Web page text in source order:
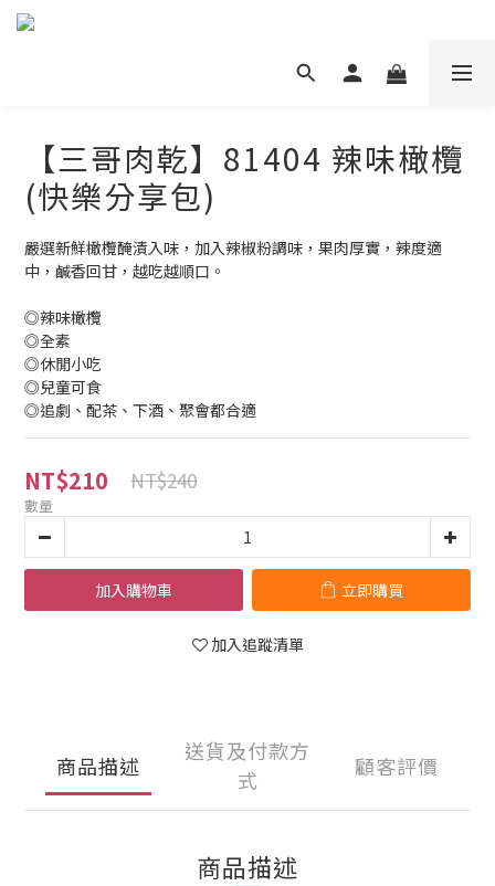
【三哥肉乾】81404 辣味橄欖
(快樂分享包)
嚴選新鮮橄欖醃漬入味，加入辣椒粉調味，果肉厚實，辣度適
中，鹹香回甘，越吃越順口。
◎辣味橄欖
◎全素
◎休閒小吃
◎兒童可食
◎追劇、配茶、下酒、聚會都合適
NT$210 NT$240
數量
加入購物車 立即購買
加入追蹤清單
商品描述
送貨及付款方
式
顧客評價
商品描述